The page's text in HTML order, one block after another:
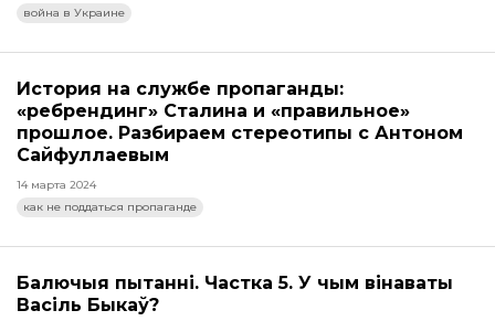
война в Украине
История на службе пропаганды:
«ребрендинг» Сталина и «правильное»
прошлое. Разбираем стереотипы с Антоном
Сайфуллаевым
14 марта 2024
как не поддаться пропаганде
Балючыя пытанні. Частка 5. У чым вінаваты
Васіль Быкаў?